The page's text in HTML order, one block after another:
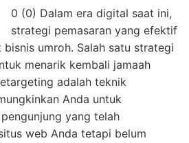
0 (0) Dalam era digital saat ini,
strategi pemasaran yang efektif
umroh. Salah satu strategi
menarik kembali jamaah
adalah teknik
Anda untuk
yang telah
web Anda tetapi belum